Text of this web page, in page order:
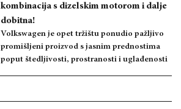
kombinacija s dizelskim motorom i dalje
dobitna!
Volkswagen je opet tržištu ponudio pažljivo
promišljeni proizvod s jasnim prednostima
poput štedljivosti, prostranosti i uglađenosti